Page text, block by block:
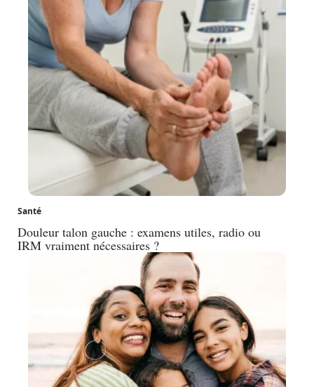
Santé
Douleur talon gauche : examens utiles, radio ou
IRM vraiment nécessaires ?